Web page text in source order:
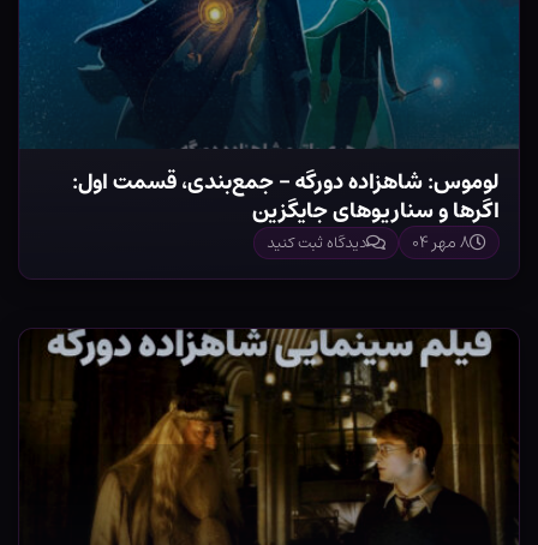
لوموس: شاهزاده دورگه – جمع‌بندی، قسمت اول:
اگرها و سناریوهای جایگزین
۸ مهر ۰۴ دیدگاه ثبت کنید